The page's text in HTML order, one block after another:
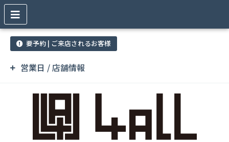
営業日 / 店舗情報
要予約 | ご来店されるお客様